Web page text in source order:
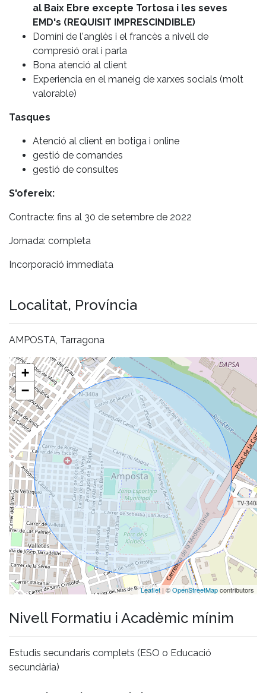
al Baix Ebre excepte Tortosa i les seves
EMD's (REQUISIT IMPRESCINDIBLE)
Domíni de l'anglès i el francès a nivell de
compresió oral i parla
Bona atenció al client
Experiencia en el maneig de xarxes socials (molt
valorable)
Tasques
Atenció al client en botiga i online
gestió de comandes
gestió de consultes
S'ofereix:
Contracte: fins al 30 de setembre de 2022
Jornada: completa
Incorporació immediata
Localitat, Província
AMPOSTA, Tarragona
+
−
Leaflet | ©OpenStreetMapcontributors
Nivell Formatiu i Acadèmic mínim
Estudis secundaris complets (ESO o Educació
secundària)